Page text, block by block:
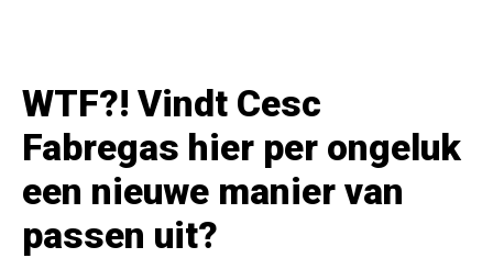
WTF?! Vindt Cesc
Fabregas hier per ongeluk
een nieuwe manier van
passen uit?